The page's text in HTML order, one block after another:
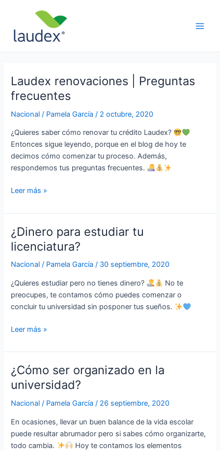
contenido
Laudex renovaciones | Preguntas
frecuentes
Nacional / Pamela García/ 2 octubre, 2020
¿Quieres saber cómo renovar tu crédito Laudex?
Entonces sigue leyendo, porque en el blog de hoy te
decimos cómo comenzar tu proceso. Además,
respondemos tus preguntas frecuentes.
Laudex
renovaciones
|
Preguntas
Leer más »
¿Dinero para estudiar tu
licenciatura?
Nacional / Pamela García/ 30 septiembre, 2020
¿Quieres estudiar pero no tienes dinero?
No te
preocupes, te contamos cómo puedes comenzar o
concluir tu universidad sin posponer tus sueños.
¿Dinero
para
estudiar
tu
Leer más »
¿Cómo ser organizado en la
universidad?
Nacional / Pamela García/ 26 septiembre, 2020
En ocasiones, llevar un buen balance de la vida escolar
puede resultar abrumador pero si sabes cómo organizarte,
todo cambia.
Hoy te contamos los elementos
¿Cómo
organizado
en
universidad?
entradas